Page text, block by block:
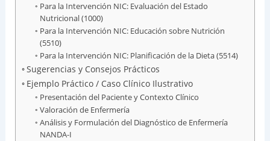
Para la Intervención NIC: Evaluación del Estado
Nutricional (1000)
Para la Intervención NIC: Educación sobre Nutrición
(5510)
Para la Intervención NIC: Planificación de la Dieta (5514)
Sugerencias y Consejos Prácticos
Ejemplo Práctico / Caso Clínico Ilustrativo
Presentación del Paciente y Contexto Clínico
Valoración de Enfermería
Análisis y Formulación del Diagnóstico de Enfermería
NANDA-I